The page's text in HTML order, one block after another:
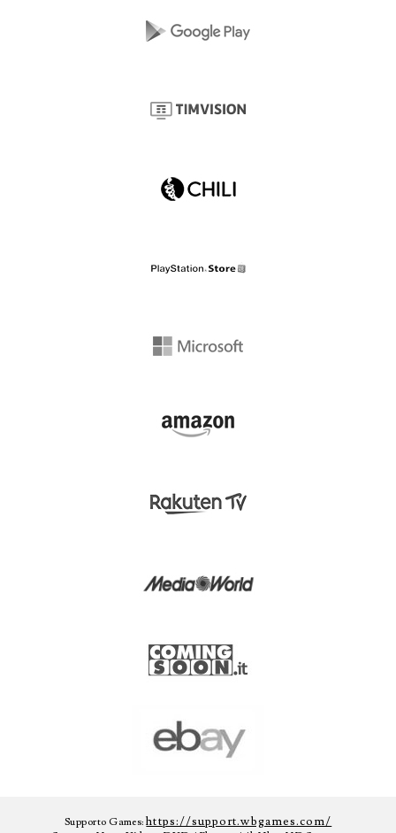
Supporto Games:https://support.wbgames.com/